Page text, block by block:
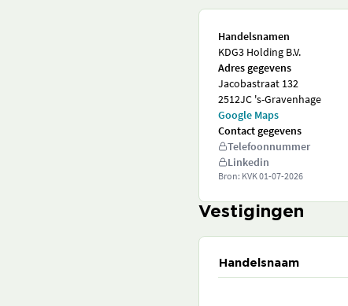
Handelsnamen
KDG3 Holding B.V.
Adres gegevens
Jacobastraat 132
2512JC 's-Gravenhage
Google Maps
Contact gegevens
Telefoonnummer
Linkedin
Bron: KVK01-07-2026
Vestigingen
Handelsnaam